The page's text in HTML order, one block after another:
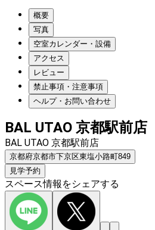
概要
写真
空室カレンダー・設備
アクセス
レビュー
禁止事項・注意事項
ヘルプ・お問い合わせ
BAL UTAO 京都駅前店
BAL UTAO 京都駅前店
京都府京都市下京区東塩小路町849
見学予約
スペース情報をシェアする